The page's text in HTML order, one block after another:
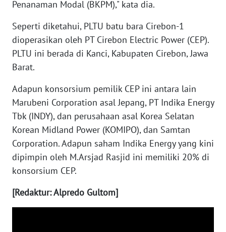
Penanaman Modal (BKPM)," kata dia.
Seperti diketahui, PLTU batu bara Cirebon-1
dioperasikan oleh PT Cirebon Electric Power (CEP).
PLTU ini berada di Kanci, Kabupaten Cirebon, Jawa
Barat.
Adapun konsorsium pemilik CEP ini antara lain
Marubeni Corporation asal Jepang, PT Indika Energy
Tbk (INDY), dan perusahaan asal Korea Selatan
Korean Midland Power (KOMIPO), dan Samtan
Corporation. Adapun saham Indika Energy yang kini
dipimpin oleh M.Arsjad Rasjid ini memiliki 20% di
konsorsium CEP.
[Redaktur: Alpredo Gultom]
KALTARA
WN
KALSEL
WN
KALTIM
WN
SULSEL
WN
GORONTALO
WN
SULUT